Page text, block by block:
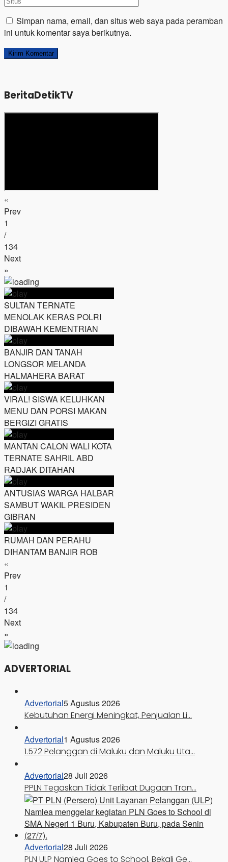
Simpan nama, email, dan situs web saya pada peramban
ini untuk komentar saya berikutnya.
BeritaDetikTV
«
Prev
1
/
134
Next
»
SULTAN TERNATE
MENOLAK KERAS POLRI
DIBAWAH KEMENTRIAN
BANJIR DAN TANAH
LONGSOR MELANDA
HALMAHERA BARAT
VIRAL! SISWA KELUHKAN
MENU DAN PORSI MAKAN
BERGIZI GRATIS
MANTAN CALON WALI KOTA
TERNATE SAHRIL ABD
RADJAK DITAHAN
ANTUSIAS WARGA HALBAR
SAMBUT WAKIL PRESIDEN
GIBRAN
RUMAH DAN PERAHU
DIHANTAM BANJIR ROB
«
Prev
1
/
134
Next
»
ADVERTORIAL
Advertorial5 Agustus 2026
Kebutuhan Energi Meningkat, Penjualan Li…
Advertorial1 Agustus 2026
1.572 Pelanggan di Maluku dan Maluku Uta…
Advertorial28 Juli 2026
PPLN Tegaskan Tidak Terlibat Dugaan Tran…
Advertorial28 Juli 2026
PLN ULP Namlea Goes to School, Bekali Ge…